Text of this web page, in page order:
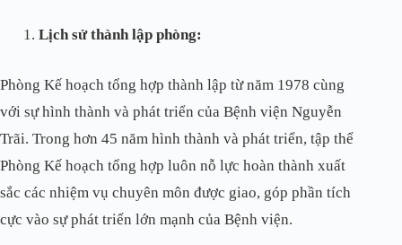
Lịch sử thành lập phòng:
Phòng Kế hoạch tổng hợp thành lập từ năm 1978 cùng
với sự hình thành và phát triển của Bệnh viện Nguyễn
Trãi. Trong hơn 45 năm hình thành và phát triển, tập thể
Phòng Kế hoạch tổng hợp luôn nỗ lực hoàn thành xuất
sắc các nhiệm vụ chuyên môn được giao, góp phần tích
cực vào sự phát triển lớn mạnh của Bệnh viện.